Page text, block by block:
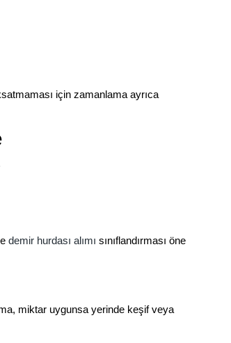
için zamanlama ayrıca
demir hurdası alımı sınıflandırması öne
miktar uygunsa yerinde keşif veya